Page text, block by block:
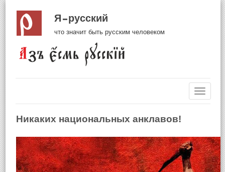
Я русский
что значит быть русским человеком
Никаких национальных анклавов!